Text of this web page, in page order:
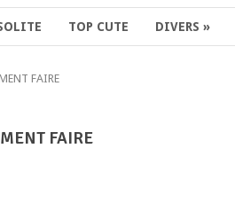
TOP CUTE DIVERS »
FAIRE
FAIRE